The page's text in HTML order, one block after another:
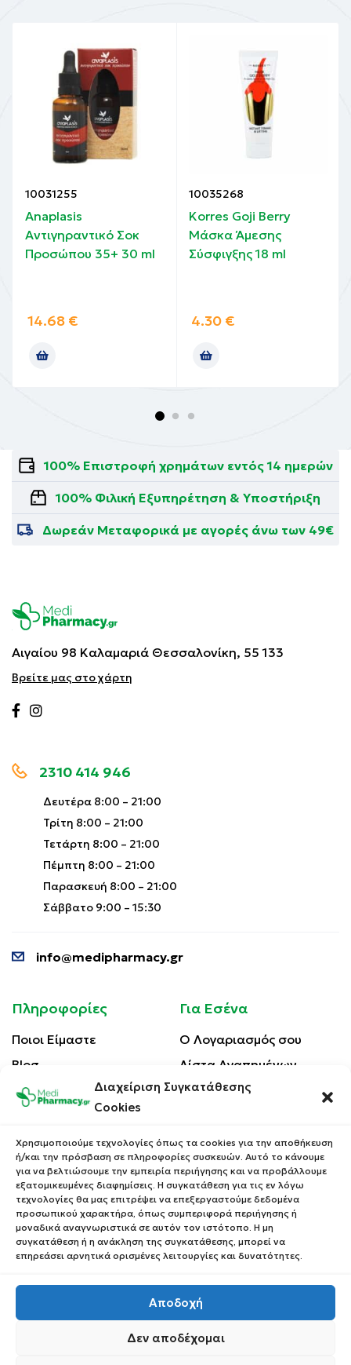
Διαχείριση Συγκατάθεσης
Cookies
Χρησιμοποιούμε τεχνολογίες όπως τα cookies για την αποθήκευση
ή/και την πρόσβαση σε πληροφορίες συσκευών. Αυτό το κάνουμε
για να βελτιώσουμε την εμπειρία περιήγησης και να προβάλλουμε
εξατομικευμένες διαφημίσεις. Η συγκατάθεση για τις εν λόγω
τεχνολογίες θα μας επιτρέψει να επεξεργαστούμε δεδομένα
προσωπικού χαρακτήρα, όπως συμπεριφορά περιήγησης ή
μοναδικά αναγνωριστικά σε αυτόν τον ιστότοπο. Η μη
συγκατάθεση ή η ανάκληση της συγκατάθεσης, μπορεί να
επηρεάσει αρνητικά ορισμένες λειτουργίες και δυνατότητες.
Αποδοχή
Δεν αποδέχομαι
10031255
Anaplasis
Αντιγηραντικό Σοκ
Προσώπου 35+ 30 ml
14.68 €
10035268
Korres Goji Berry
Μάσκα Άμεσης
Σύσφιγξης 18 ml
4.30 €
100% Επιστροφή χρημάτων εντός 14 ημερών
100% Φιλική Εξυπηρέτηση & Υποστήριξη
Δωρεάν Μεταφορικά με αγορές άνω των 49€
Αιγαίου 98 Καλαμαριά Θεσσαλονίκη, 55 133
Βρείτε μας στο χάρτη
2310 414 946
Δευτέρα 8:00 – 21:00
Τρίτη 8:00 – 21:00
Τετάρτη 8:00 – 21:00
Πέμπτη 8:00 – 21:00
Παρασκευή 8:00 – 21:00
Σάββατο 9:00 – 15:30
info@medipharmacy.gr
Πληροφορίες
Ποιοι Είμαστε
Blog
Επικοινωνία
Πολιτική Απορρήτου
Τρόποι Αποστολής
Τρόποι Πληρωμής
Επιστροφές Προϊόντων
Για Εσένα
Ο Λογαριασμός σου
Λίστα Αγαπημένων
Οι Παραγγελίες σου
Κέρδισε Κουπόνι
Έκπτωσης